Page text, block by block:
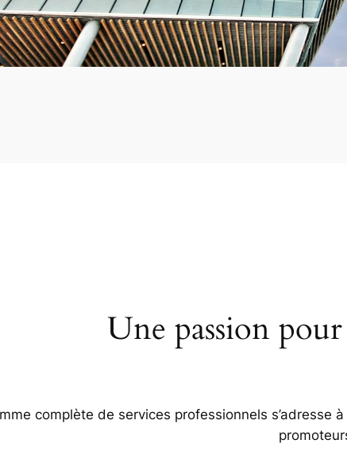
Une passion pour
complète de services professionnels